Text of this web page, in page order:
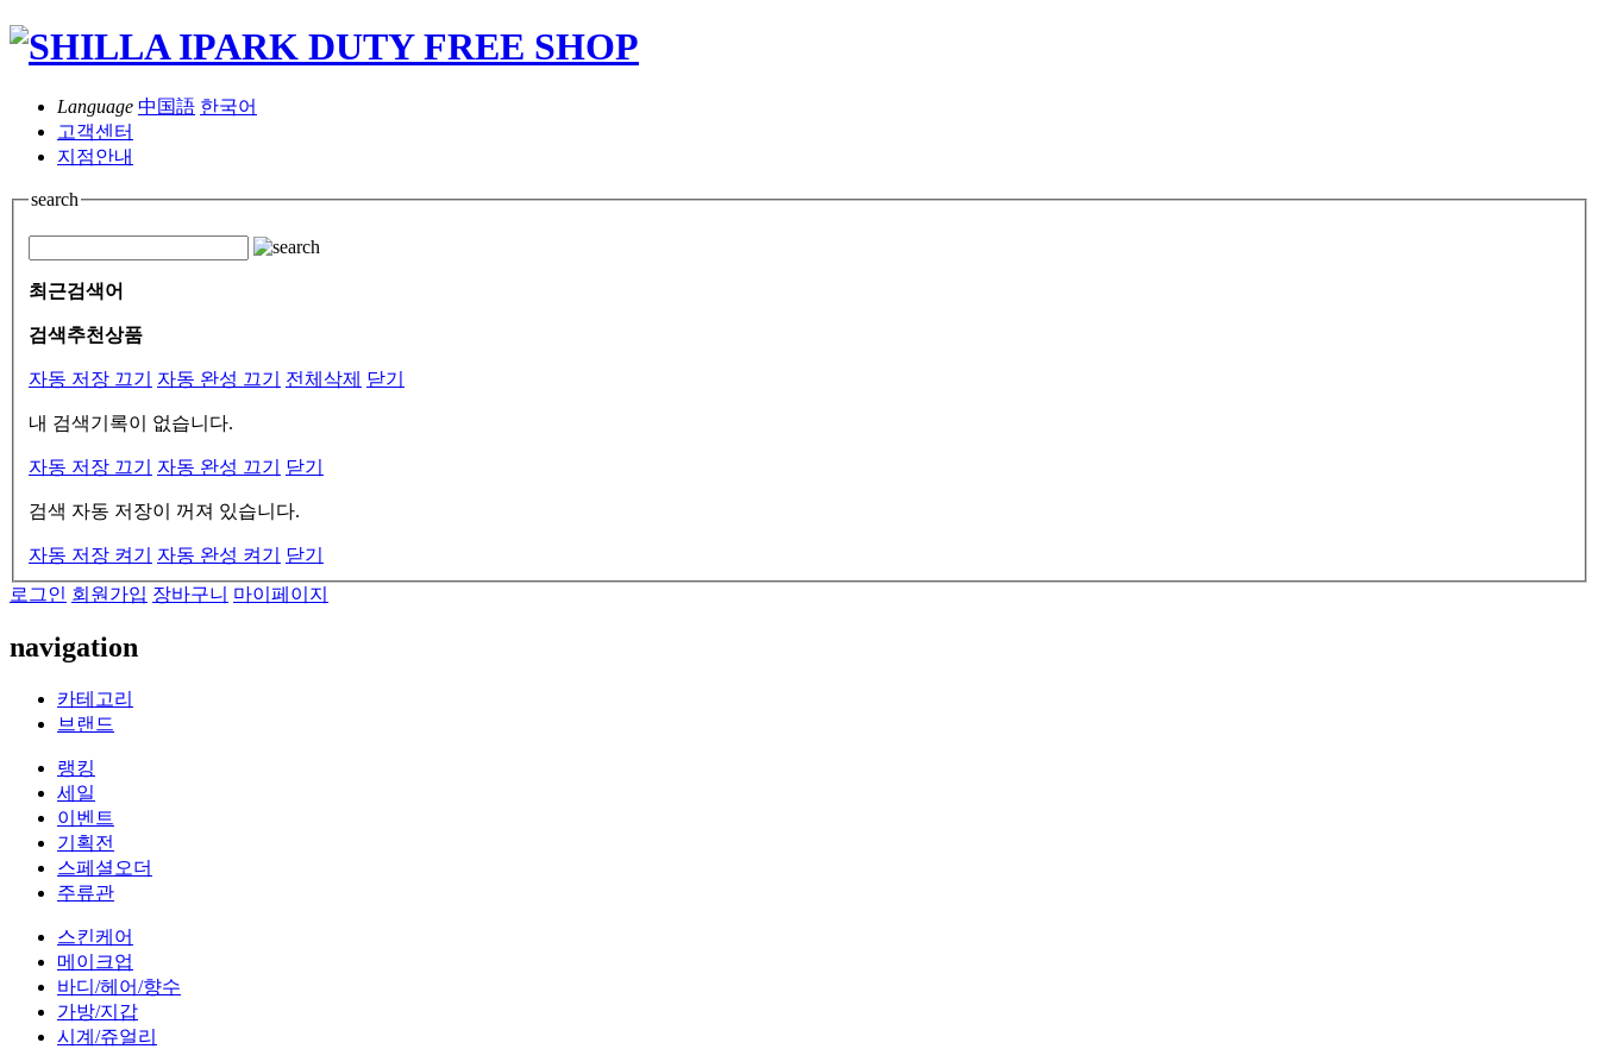
Language 中国語 한국어
고객센터
지점안내
search
최근검색어
검색추천상품
자동 저장 끄기 자동 완성 끄기 전체삭제 닫기
내 검색기록이 없습니다.
자동 저장 끄기 자동 완성 끄기 닫기
검색 자동 저장이 꺼져 있습니다.
자동 저장 켜기 자동 완성 켜기
닫기
로그인 회원가입 장바구니 마이페이지
navigation
카테고리
브랜드
랭킹
세일
이벤트
기획전
스페셜오더
주류관
스킨케어
메이크업
바디/헤어/향수
가방/지갑
시계/쥬얼리